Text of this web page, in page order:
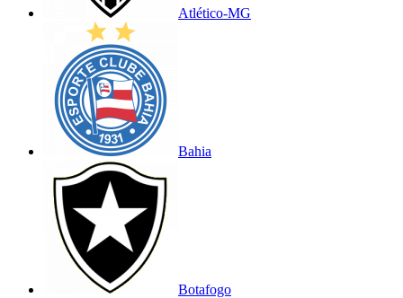
Atlético-MG
Bahia
Botafogo